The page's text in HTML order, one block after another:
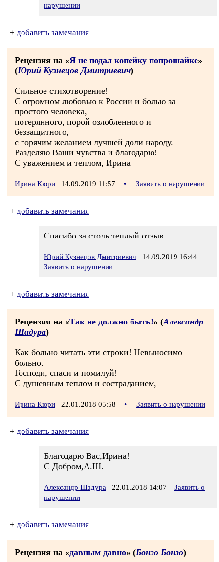
нарушении
+ добавить замечания
Рецензия на «Я не подал копейку попрошайке»
(Юрий Кузнецов Дмитриевич)
Сильное стихотворение!
С огромном любовью к России и болью за
простого человека,
потерянного, порой озлобленного и
беззащитного,
с горячим желанием лучшей доли народу.
Разделяю Ваши чувства и благодарю!
С уважением и теплом, Ирина
Ирина Кюри 14.09.2019 11:57 • Заявить о нарушении
+ добавить замечания
Спасибо за столь теплый отзыв.
Юрий Кузнецов Дмитриевич 14.09.2019 16:44
Заявить о нарушении
+ добавить замечания
Рецензия на «Так не должно быть!» (Александр
Шадура)
Как больно читать эти строки! Невыносимо
больно.
Господи, спаси и помилуй!
С душевным теплом и состраданием,
Ирина Кюри 22.01.2018 05:58 • Заявить о нарушении
+ добавить замечания
Благодарю Вас,Ирина!
С Добром,А.Ш.
Александр Шадура 22.01.2018 14:07
Заявить о
нарушении
+ добавить замечания
Рецензия на «давным давно» (Бонзо Бонзо)